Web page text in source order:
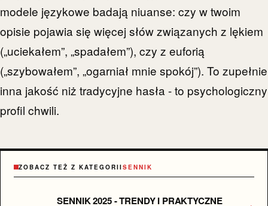
modele językowe badają niuanse: czy w twoim
opisie pojawia się więcej słów związanych z lękiem
(„uciekałem”, „spadałem”), czy z euforią
(„szybowałem”, „ogarniał mnie spokój”). To zupełnie
inna jakość niż tradycyjne hasła - to psychologiczny
profil chwili.
ZOBACZ TEŻ Z KATEGORIISENNIK
SENNIK 2025 - TRENDY I PRAKTYCZNE